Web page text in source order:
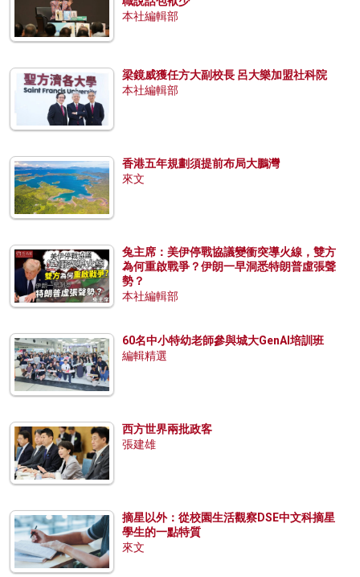
本社編輯部
梁鏡威獲任方大副校長 呂大樂加盟社科院
本社編輯部
香港五年規劃須提前布局大鵬灣
來文
兔主席：美伊停戰協議變衝突導火線，雙方
為何重啟戰爭？伊朗一早洞悉特朗普虛張聲
勢？
本社編輯部
60名中小特幼老師參與城大GenAI培訓班
編輯精選
西方世界兩批政客
張建雄
摘星以外：從校園生活觀察DSE中文科摘星
學生的一點特質
來文